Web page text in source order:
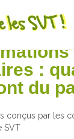
:
du
conçus par les
SVT